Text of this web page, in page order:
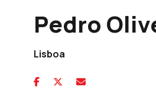
Pedro
Lisboa